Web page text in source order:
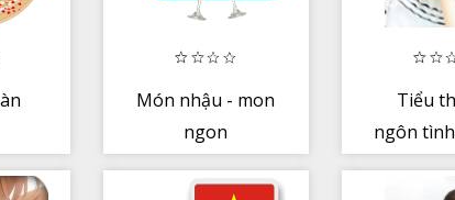
Món nhậu - mon
ngon
Tiểu
ngôn